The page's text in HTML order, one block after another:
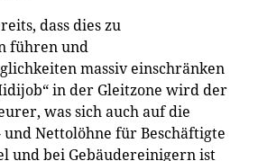
dass dies zu
führen und
massiv einschränken
in der Gleitzone wird der
was sich auch auf die
Nettolöhne für Beschäftigte
und bei Gebäudereinigern ist